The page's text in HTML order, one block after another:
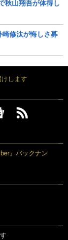
秋山翔吾が体得し
崎修汰が悔しさ募
します
』バックナン